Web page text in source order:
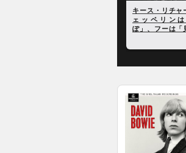
オアシスから
で、キース・リ
がその毒舌でこ